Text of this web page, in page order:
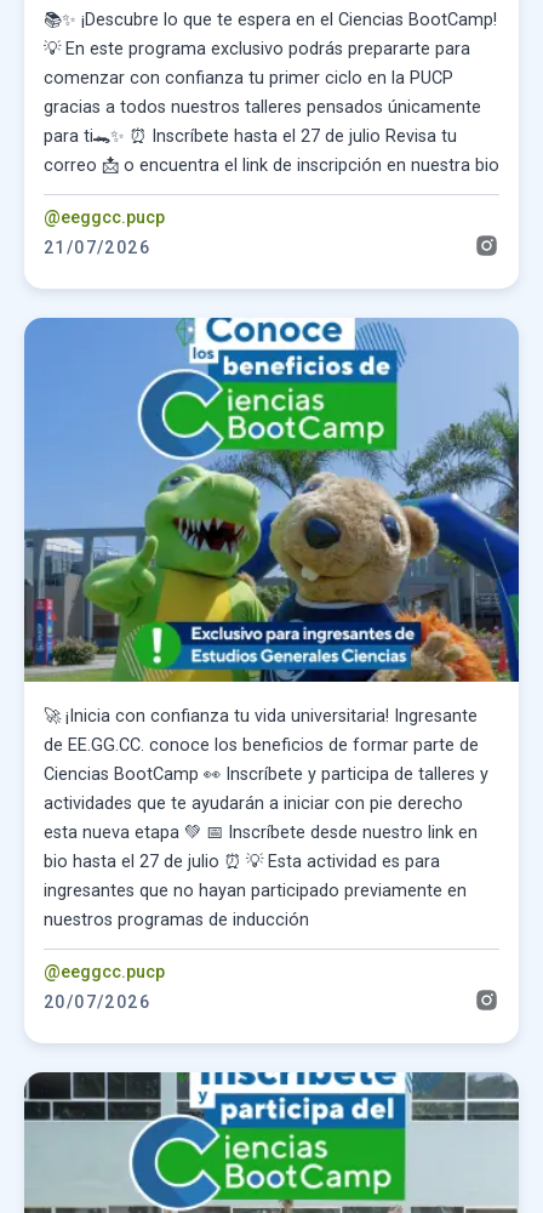
📚✨ ¡Descubre lo que te espera en el Ciencias BootCamp!
💡 En este programa exclusivo podrás prepararte para
comenzar con confianza tu primer ciclo en la PUCP
gracias a todos nuestros talleres pensados únicamente
para ti🐊✨ ⏰ Inscríbete hasta el 27 de julio Revisa tu
correo 📩 o encuentra el link de inscripción en nuestra bio
@eeggcc.pucp
21/07/2026
🚀 ¡Inicia con confianza tu vida universitaria! Ingresante
de EE.GG.CC. conoce los beneficios de formar parte de
Ciencias BootCamp 👀 Inscríbete y participa de talleres y
actividades que te ayudarán a iniciar con pie derecho
esta nueva etapa 💚 📅 Inscríbete desde nuestro link en
bio hasta el 27 de julio ⏰ 💡 Esta actividad es para
ingresantes que no hayan participado previamente en
nuestros programas de inducción
@eeggcc.pucp
20/07/2026